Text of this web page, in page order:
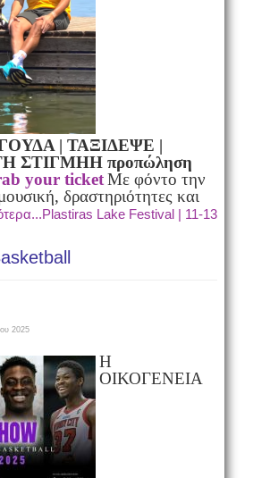
| ΤΑΞΙΔΕΨΕ |
ΣΤΙΓΜΗΗ προπώληση
your ticketΜε φόντο την
δραστηριότητες και
Lake Festival | 11-13
2025
Η
ΟΙΚΟΓΕΝΕΙΑ